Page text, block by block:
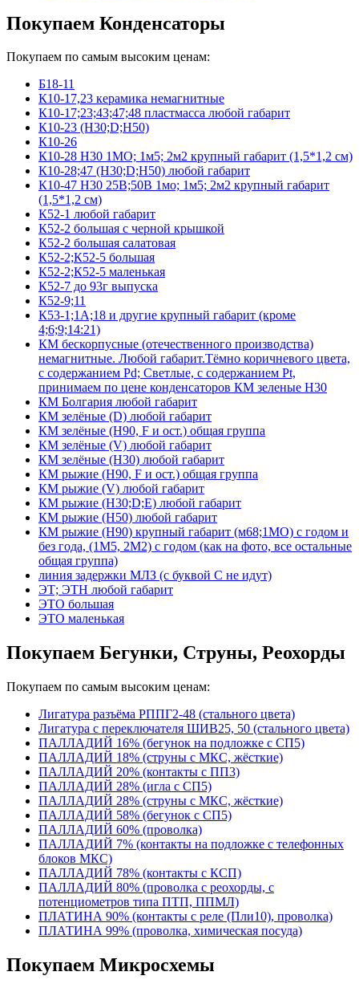
Покупаем Конденсаторы
Покупаем по самым высоким ценам:
Б18-11
К10-17,23 керамика немагнитные
К10-17;23;43;47;48 пластмасса любой габарит
К10-23 (Н30;D;Н50)
К10-26
К10-28 Н30 1МО; 1м5; 2м2 крупный габарит (1,5*1,2 см)
К10-28;47 (Н30;D;Н50) любой габарит
К10-47 Н30 25В;50В 1мо; 1м5; 2м2 крупный габарит
(1,5*1,2 см)
К52-1 любой габарит
К52-2 большая с черной крышкой
К52-2 большая салатовая
К52-2;К52-5 большая
К52-2;К52-5 маленькая
К52-7 до 93г выпуска
К52-9;11
К53-1;1А;18 и другие крупный габарит (кроме
4;6;9;14:21)
КМ бескорпусные (отечественного производства)
немагнитные. Любой габарит.Тёмно коричневого цвета,
с содержанием Pd; Светлые, с содержанием Pt,
принимаем по цене конденсаторов КМ зеленые Н30
КМ Болгария любой габарит
КМ зелёные (D) любой габарит
КМ зелёные (H90, F и ост.) общая группа
КМ зелёные (V) любой габарит
КМ зелёные (Н30) любой габарит
КМ рыжие (H90, F и ост.) общая группа
КМ рыжие (V) любой габарит
КМ рыжие (Н30;D;E) любой габарит
КМ рыжие (Н50) любой габарит
КМ рыжие (Н90) крупный габарит (м68;1МО) с годом и
без года, (1М5, 2М2) с годом (как на фото, все остальные
общая группа)
линия задержки МЛЗ (с буквой С не идут)
ЭТ; ЭТН любой габарит
ЭТО большая
ЭТО маленькая
Покупаем Бегунки, Струны, Реохорды
Покупаем по самым высоким ценам:
Лигатура разъёма РППГ2-48 (стального цвета)
Лигатура с переключателя ШИВ25, 50 (стального цвета)
ПАЛЛАДИЙ 16% (бегунок на подложке с СП5)
ПАЛЛАДИЙ 18% (струны с МКС, жёсткие)
ПАЛЛАДИЙ 20% (контакты с ПП3)
ПАЛЛАДИЙ 28% (игла с СП5)
ПАЛЛАДИЙ 28% (струны с МКС, жёсткие)
ПАЛЛАДИЙ 58% (бегунок с СП5)
ПАЛЛАДИЙ 60% (проволка)
ПАЛЛАДИЙ 7% (контакты на подложке с телефонных
блоков МКС)
ПАЛЛАДИЙ 78% (контакты с КСП)
ПАЛЛАДИЙ 80% (проволка с реохорды, с
потенциометров типа ПТП, ППМЛ)
ПЛАТИНА 90% (контакты с реле (Пли10), проволка)
ПЛАТИНА 99% (проволка, химическая посуда)
Покупаем Микросхемы